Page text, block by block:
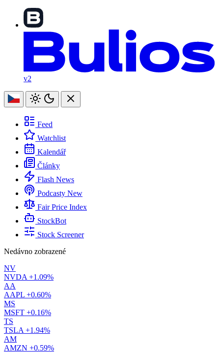
v2
Feed
Watchlist
Kalendář
Články
Flash News
Podcasty New
Fair Price Index
StockBot
Stock Screener
Nedávno zobrazené
NV
NVDA +1.09%
AA
AAPL +0.60%
MS
MSFT +0.16%
TS
TSLA +1.94%
AM
AMZN +0.59%